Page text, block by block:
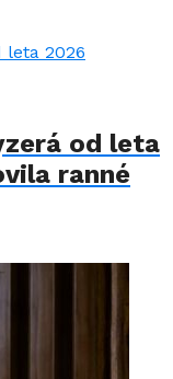
od leta
ranné